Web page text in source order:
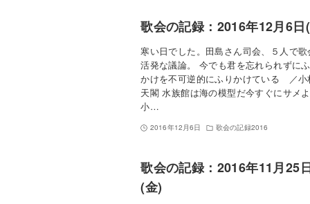
歌会の記録：2016年12月6日
寒い日でした。田島さん司会、５人で歌
活発な議論。 今でも君を忘れられずに
かけを不可逆的にふりかけている ／小
天閣 水族館は海の模型だ今すぐにサメよ
小…
2016年12月6日 歌会の記録2016
歌会の記録：2016年11月25
(金)